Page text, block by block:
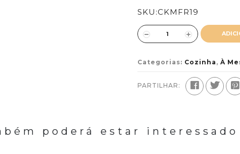
SKU:CKMFR19
Categorias: Cozinha , À
PARTILHAR:
poderá estar interessado